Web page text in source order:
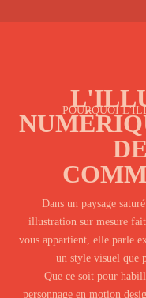
POURQUOI
Dans un paysage
illustration sur mesure
vous appartient, elle parle
un style visuel que
Que ce soit pour
personnage en motion